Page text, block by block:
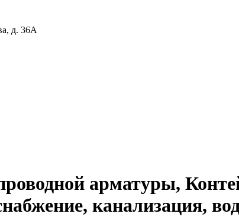
д. 36А
арматуры,
канализация,